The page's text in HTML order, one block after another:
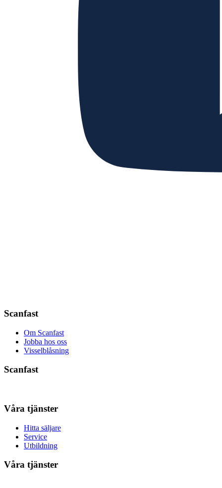
Scanfast
Om Scanfast
Jobba hos oss
Visselblåsning
Scanfast
Våra tjänster
Hitta säljare
Service
Utbildning
Våra tjänster